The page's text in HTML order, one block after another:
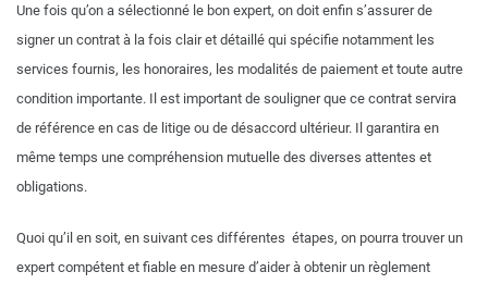
Une fois qu’on a sélectionné le bon expert, on doit enfin s’assurer de
signer un contrat à la fois clair et détaillé qui spécifie notamment les
services fournis, les honoraires, les modalités de paiement et toute autre
condition importante. Il est important de souligner que ce contrat servira
de référence en cas de litige ou de désaccord ultérieur. Il garantira en
même temps une compréhension mutuelle des diverses attentes et
obligations.
Quoi qu’il en soit, en suivant ces différentes étapes, on pourra trouver un
expert compétent et fiable en mesure d’aider à obtenir un règlement